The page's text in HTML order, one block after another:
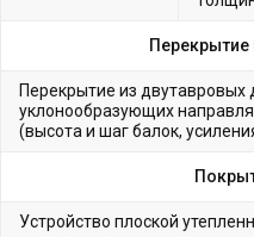
Перекрытие
Перекрытие из двутавровых
уклонообразующих
(высота и шаг балок,
Устройство плоской